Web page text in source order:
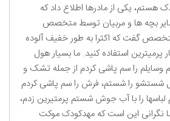
هستم، یکی از مادرها اطلاع داد که
بچه ها و مربیان توسط متخصص
گفت که اکثرا به طور خفیف آلوده
پرمیترین استفاده کنید. ما بسیار هول
را سم پاشی کردم از جمله تشک و
شستشو را شستم، فرش را سم پاشی کردم
لباسها را با آب جوش شستم پرمتیرین زدم،
نگرانی این است که مهدکودک موکت